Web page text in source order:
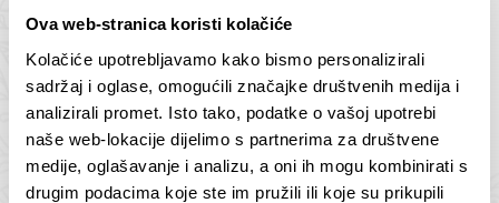
Ova web-stranica koristi kolačiće
Kolačiće upotrebljavamo kako bismo personalizirali
sadržaj i oglase, omogućili značajke društvenih medija i
analizirali promet. Isto tako, podatke o vašoj upotrebi
naše web-lokacije dijelimo s partnerima za društvene
medije, oglašavanje i analizu, a oni ih mogu kombinirati s
drugim podacima koje ste im pružili ili koje su prikupili
Butan – ljudi 2
75,00€ – 138,00€Raspon
cijena:
od
75,00 €
ODABERI OPCIJE
Antarktika – krajolik
2
75,00€ – 138,00€Raspon
cijena:
od
ODABERI OPCIJE